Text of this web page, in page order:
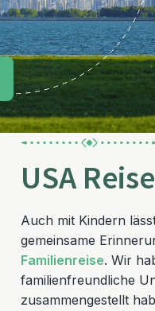
USA
Auch mit Kindern
gemeinsame
Familienreise. Wir
familienfreundliche
zusammengestellt